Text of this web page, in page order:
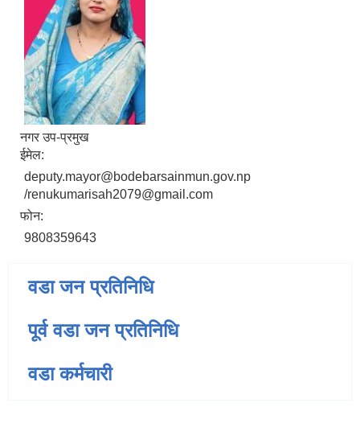
नगर उप-प्रमुख
ईमेल:
deputy.mayor@bodebarsainmun.gov.np
/renukumarisah2079@gmail.com
फोन:
9808359643
वडा जन प्रतिनिधि
पूर्व वडा जन प्रतिनिधि
वडा कर्मचारी